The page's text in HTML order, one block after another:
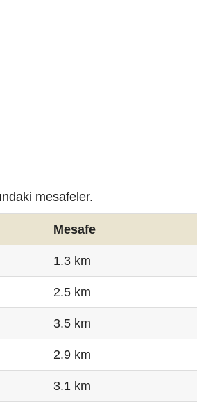
mesafeler.
Mesafe
1.3 km
2.5 km
3.5 km
2.9 km
3.1 km